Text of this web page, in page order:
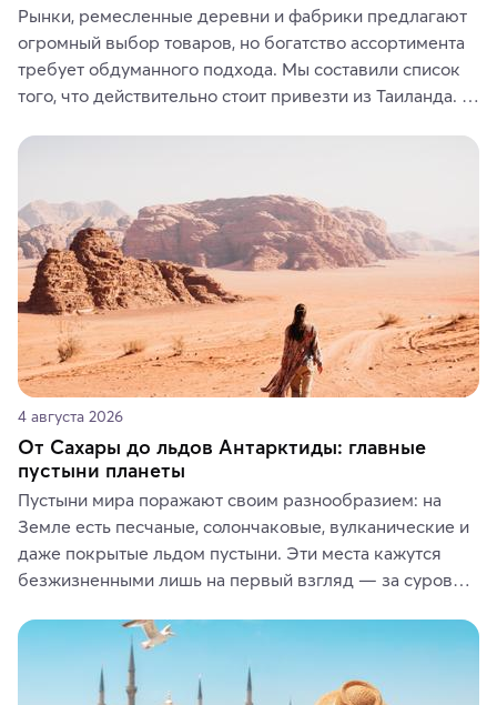
Рынки, ремесленные деревни и фабрики предлагают
огромный выбор товаров, но богатство ассортимента
требует обдуманного подхода. Мы составили список
того, что действительно стоит привезти из Таиланда.
средства, одежду, украшения, предметы интерьера
где их купить.
4 августа 2026
От Сахары до льдов Антарктиды: главные
пустыни планеты
Пустыни мира поражают своим разнообразием: на
Земле есть песчаные, солончаковые, вулканические и
даже покрытые льдом пустыни. Эти места кажутся
безжизненными лишь на первый взгляд — за суровой
животные и маршруты, которые дарят одни из самых
ярких впечатлений от путешествий.